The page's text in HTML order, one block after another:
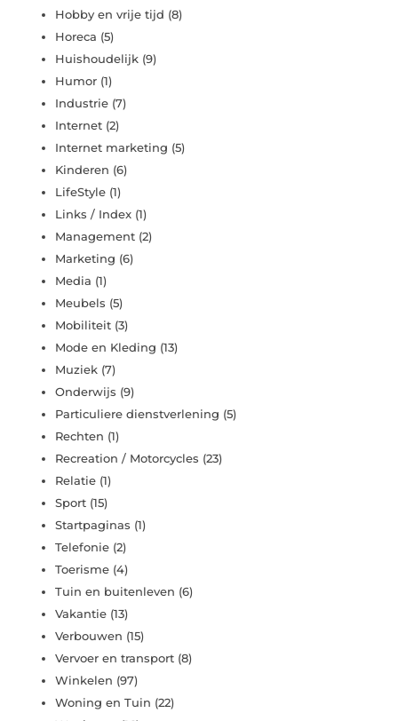
Hobby en vrije tijd (8)
Horeca (5)
Huishoudelijk (9)
Humor (1)
Industrie (7)
Internet (2)
Internet marketing (5)
Kinderen (6)
LifeStyle (1)
Links / Index (1)
Management (2)
Marketing (6)
Media (1)
Meubels (5)
Mobiliteit (3)
Mode en Kleding (13)
Muziek (7)
Onderwijs (9)
Particuliere dienstverlening (5)
Rechten (1)
Recreation / Motorcycles (23)
Relatie (1)
Sport (15)
Startpaginas (1)
Telefonie (2)
Toerisme (4)
Tuin en buitenleven (6)
Vakantie (13)
Verbouwen (15)
Vervoer en transport (8)
Winkelen (97)
Woning en Tuin (22)